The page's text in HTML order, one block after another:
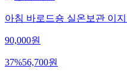
아침 바로드숑 실온보관 이
90,000원
37%56,700원